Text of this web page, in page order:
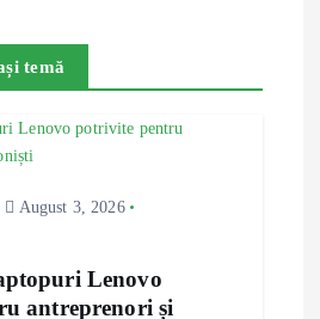
temă
August 3, 2026
Lenovo
antreprenori și